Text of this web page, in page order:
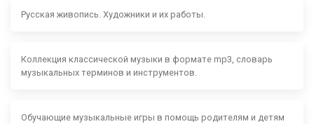
Русская живопись. Художники и их работы.
Коллекция классической музыки в формате mp3, словарь
музыкальных терминов и инструментов.
Обучающие музыкальные игры в помощь родителям и детям